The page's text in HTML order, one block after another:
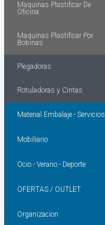
Maquinas Plastificar De
Oficina
Maquinas Plastificar Por
Bobinas
Plegadoras
Rotuladoras y Cintas
Material Embalaje - Servicios
Mobiliario
Ocio - Verano - Deporte
OFERTAS / OUTLET
Organizacion